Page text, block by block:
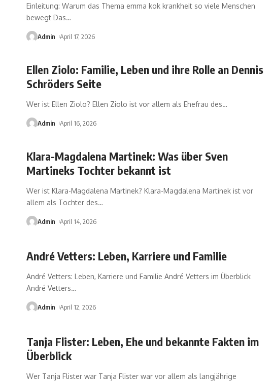
Einleitung: Warum das Thema emma kok krankheit so viele Menschen
bewegt Das…
Admin April 17, 2026
Ellen Ziolo: Familie, Leben und ihre Rolle an Dennis
Schröders Seite
Wer ist Ellen Ziolo? Ellen Ziolo ist vor allem als Ehefrau des…
Admin April 16, 2026
Klara-Magdalena Martinek: Was über Sven
Martineks Tochter bekannt ist
Wer ist Klara-Magdalena Martinek? Klara-Magdalena Martinek ist vor
allem als Tochter des…
Admin April 14, 2026
André Vetters: Leben, Karriere und Familie
André Vetters: Leben, Karriere und Familie André Vetters im Überblick
André Vetters…
Admin April 12, 2026
Tanja Flister: Leben, Ehe und bekannte Fakten im
Überblick
Wer Tanja Flister war Tanja Flister war vor allem als langjährige